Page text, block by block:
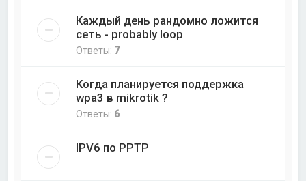
Каждый день рандомно ложится
сеть - probably loop
Ответы: 7
Когда планируется поддержка
wpa3 в mikrotik ?
Ответы: 6
IPV6 по PPTP